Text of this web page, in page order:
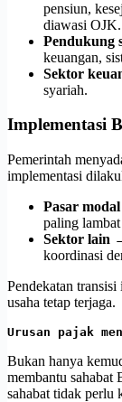
pensiun,
diawasi OJK.
Pendukung
keuangan,
Sektor
syariah.
Implementasi
Pemerintah
implementasi
Pasar modal
paling
Sektor lain
koordinasi
Pendekatan
usaha tetap terjaga.
Urusan pajak
Bukan hanya
membantu sahabat
sahabat tidak perlu